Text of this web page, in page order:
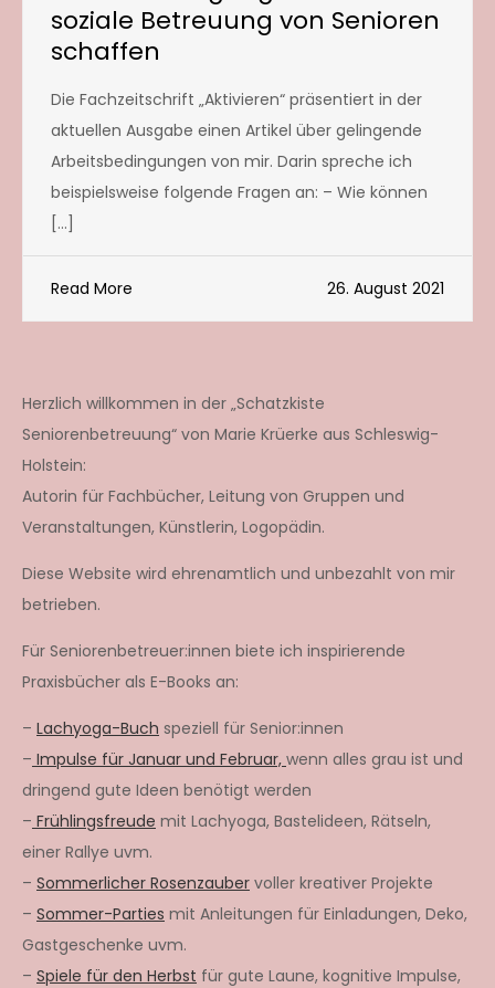
soziale Betreuung von Senioren
schaffen
Die Fachzeitschrift „Aktivieren“ präsentiert in der
aktuellen Ausgabe einen Artikel über gelingende
Arbeitsbedingungen von mir. Darin spreche ich
beispielsweise folgende Fragen an: – Wie können
[…]
Read More 26. August 2021
Herzlich willkommen in der „Schatzkiste
Seniorenbetreuung“ von Marie Krüerke aus Schleswig-
Holstein:
Autorin für Fachbücher, Leitung von Gruppen und
Veranstaltungen, Künstlerin, Logopädin.
Diese Website wird ehrenamtlich und unbezahlt von mir
betrieben.
Für Seniorenbetreuer:innen biete ich inspirierende
Praxisbücher als E-Books an:
– Lachyoga-Buch speziell für Senior:innen
– Impulse für Januar und Februar, wenn alles grau ist und
dringend gute Ideen benötigt werden
– Frühlingsfreude mit Lachyoga, Bastelideen, Rätseln,
einer Rallye uvm.
– Sommerlicher Rosenzauber voller kreativer Projekte
– Sommer-Parties mit Anleitungen für Einladungen, Deko,
Gastgeschenke uvm.
– Spiele für den Herbst für gute Laune, kognitive Impulse,